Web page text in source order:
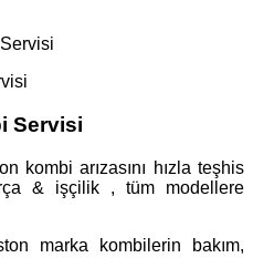
Servisi
kombi arızasını hızla teşhis
& işçilik , tüm modellere
marka kombilerin bakım,